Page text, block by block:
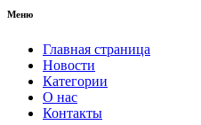
Меню
Главная страница
Новости
Категории
О нас
Контакты